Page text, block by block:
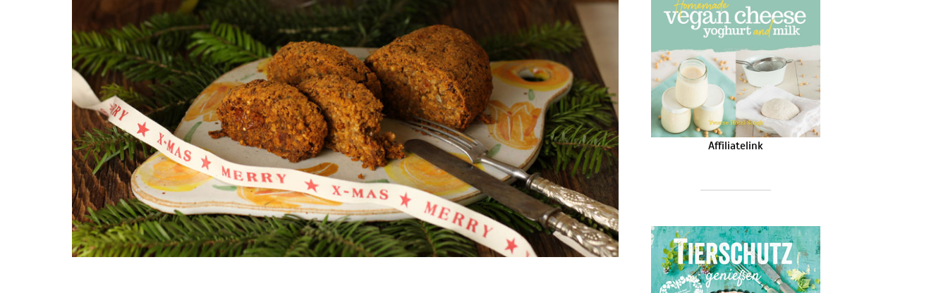
Affiliatelink